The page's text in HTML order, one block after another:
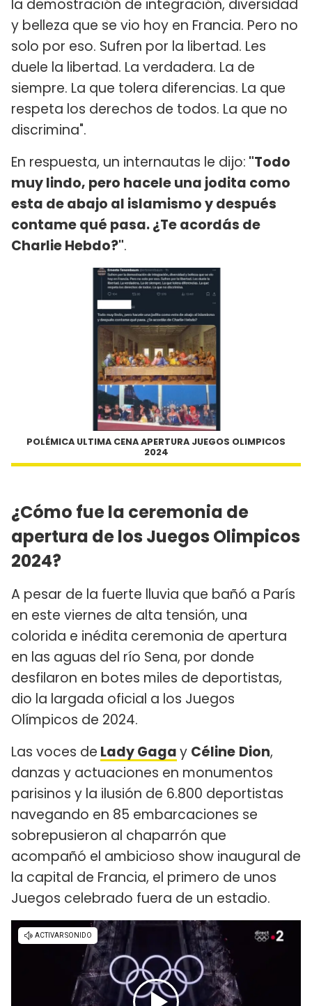
la demostración de integración, diversidad
y belleza que se vio hoy en Francia. Pero no
solo por eso. Sufren por la libertad. Les
duele la libertad. La verdadera. La de
siempre. La que tolera diferencias. La que
respeta los derechos de todos. La que no
discrimina".
En respuesta, un internautas le dijo: "Todo
muy lindo, pero hacele una jodita como
esta de abajo al islamismo y después
contame qué pasa. ¿Te acordás de
Charlie Hebdo?".
POLÉMICA ULTIMA CENA APERTURA JUEGOS OLIMPICOS
2024
¿Cómo fue la ceremonia de
apertura de los Juegos Olimpicos
2024?
A pesar de la fuerte lluvia que bañó a París
en este viernes de alta tensión, una
colorida e inédita ceremonia de apertura
en las aguas del río Sena, por donde
desfilaron en botes miles de deportistas,
dio la largada oficial a los Juegos
Olímpicos de 2024.
Las voces de Lady Gagay Céline Dion,
danzas y actuaciones en monumentos
parisinos y la ilusión de 6.800 deportistas
navegando en 85 embarcaciones se
sobrepusieron al chaparrón que
acompañó el ambicioso show inaugural de
la capital de Francia, el primero de unos
Juegos celebrado fuera de un estadio.